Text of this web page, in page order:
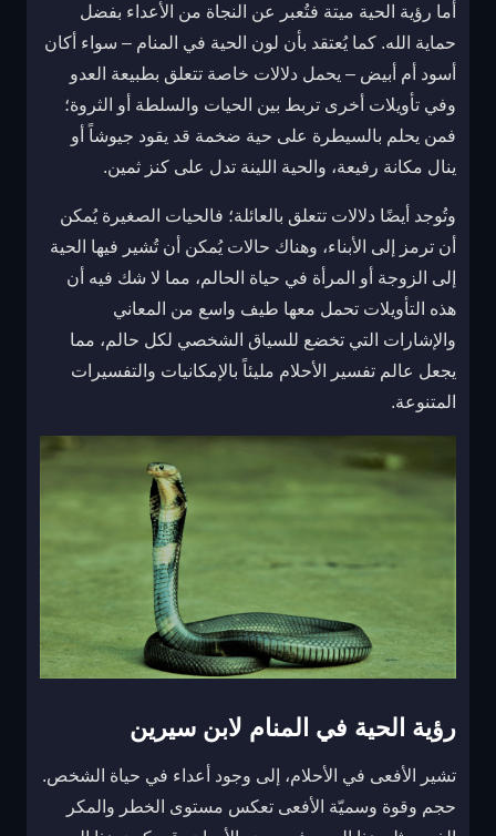
أما رؤية الحية ميتة فتُعبر عن النجاة من الأعداء بفضل
حماية الله. كما يُعتقد بأن لون الحية في المنام – سواء أكان
أسود أم أبيض – يحمل دلالات خاصة تتعلق بطبيعة العدو
وفي تأويلات أخرى تربط بين الحيات والسلطة أو الثروة؛
فمن يحلم بالسيطرة على حية ضخمة قد يقود جيوشاً أو
ينال مكانة رفيعة، والحية اللينة تدل على كنز ثمين.
وتُوجد أيضًا دلالات تتعلق بالعائلة؛ فالحيات الصغيرة يُمكن
أن ترمز إلى الأبناء، وهناك حالات يُمكن أن تُشير فيها الحية
إلى الزوجة أو المرأة في حياة الحالم، مما لا شك فيه أن
هذه التأويلات تحمل معها طيف واسع من المعاني
والإشارات التي تخضع للسياق الشخصي لكل حالم، مما
يجعل عالم تفسير الأحلام مليئاً بالإمكانيات والتفسيرات
المتنوعة.
رؤية الحية في المنام لابن سيرين
تشير الأفعى في الأحلام، إلى وجود أعداء في حياة الشخص.
حجم وقوة وسميّة الأفعى تعكس مستوى الخطر والمكر